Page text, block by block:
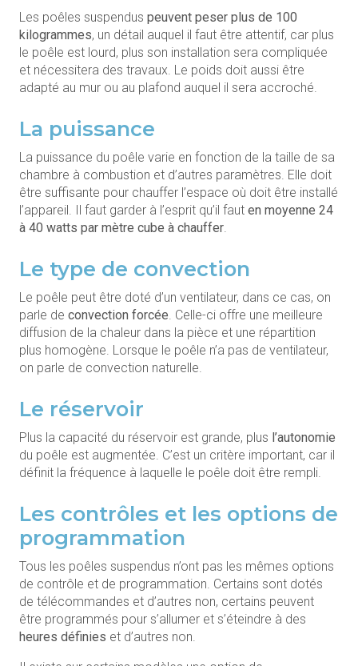
Les poêles suspendus peuvent peser plus de 100
kilogrammes, un détail auquel il faut être attentif, car plus
le poêle est lourd, plus son installation sera compliquée
et nécessitera des travaux. Le poids doit aussi être
adapté au mur ou au plafond auquel il sera accroché.
La puissance
La puissance du poêle varie en fonction de la taille de sa
chambre à combustion et d’autres paramètres. Elle doit
être suffisante pour chauffer l’espace où doit être installé
l’appareil. Il faut garder à l’esprit qu’il faut en moyenne 24
à 40 watts par mètre cube à chauffer
Le type de convection
Le poêle peut être doté d’un ventilateur, dans ce cas, on
parle de convection forcée . Celle-ci offre une meilleure
diffusion de la chaleur dans la pièce et une répartition
plus homogène. Lorsque le poêle n’a pas de ventilateur,
on parle de convection naturelle.
Le réservoir
Plus la capacité du réservoir est grande, plus l’autonomie
du poêle est augmentée. C’est un critère important, car il
définit la fréquence à laquelle le poêle doit être rempli.
Les contrôles et les options de
programmation
Tous les poêles suspendus n’ont pas les mêmes options
de contrôle et de programmation. Certains sont dotés
de télécommandes et d’autres non, certains peuvent
être programmés pour s’allumer et s’éteindre à des
heures définies et d’autres non.